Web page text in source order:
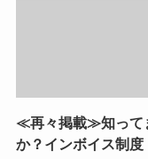
≪再々掲載≫知って
か？インボイス制度